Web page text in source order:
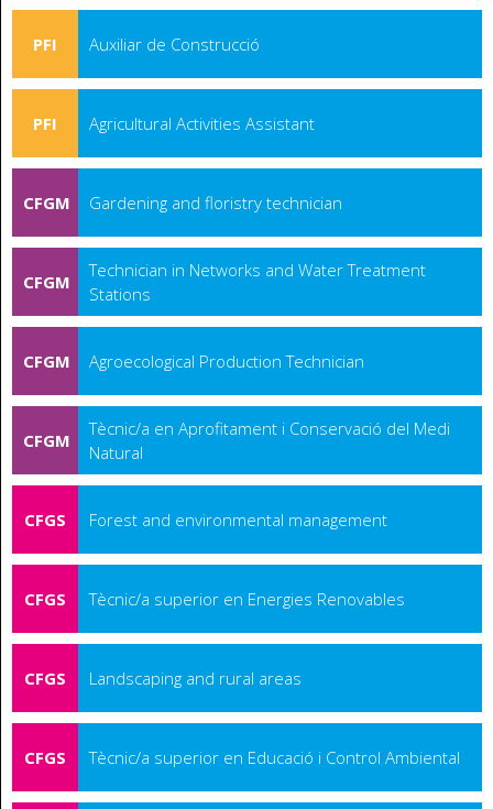
PFI Auxiliar de Construcció
PFI Agricultural Activities Assistant
CFGM Gardening and floristry technician
CFGM
Technician in Networks and Water Treatment
Stations
CFGM Agroecological Production Technician
CFGM
Tècnic/a en Aprofitament i Conservació del Medi
Natural
CFGS Forest and environmental management
CFGS Tècnic/a superior en Energies Renovables
CFGS Landscaping and rural areas
CFGS Tècnic/a superior en Educació i Control Ambiental